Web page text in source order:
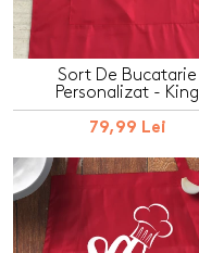
Sort De Bucatarie
Personalizat - King
79,99 Lei